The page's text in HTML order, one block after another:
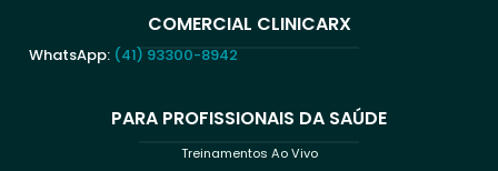
COMERCIAL CLINICARX
WhatsApp: (41) 93300-8942
PARA PROFISSIONAIS DA SAÚDE
Treinamentos Ao Vivo